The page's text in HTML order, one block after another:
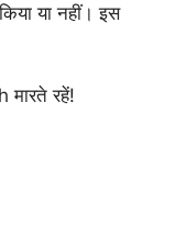
या नहीं। इस
रहें!